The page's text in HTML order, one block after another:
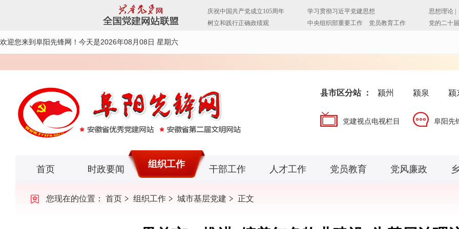
欢迎您来到阜阳先锋网！ 今天是2026年08月08日 星期六
县市区分站 ： 颍州 颍泉 颍
党建视点电视栏目 阜阳先
首页 时政要闻 组织工作 干部工作 人才工作 党员教育 党风廉政
您现在的位置： 首页 组织工作 城市基层党建 正文